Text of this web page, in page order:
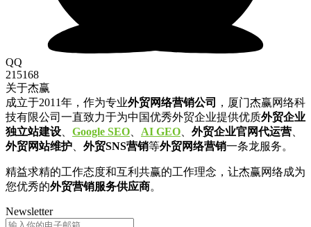
QQ
215168
关于杰赢
成立于2011年，作为专业外贸网络营销公司
，厦门杰赢网络科
技有限公司一直致力于为中国优秀外贸企业提供优质外贸企业
独立站建设
Google SEO AI GEO 外贸企业官网代运营
外贸网站维护
外贸SNS营销等外贸网络营销一条龙服务。
精益求精的工作态度和互利共赢的工作理念，让杰赢网络成为
您优秀的外贸营销服务供应商。
Newsletter